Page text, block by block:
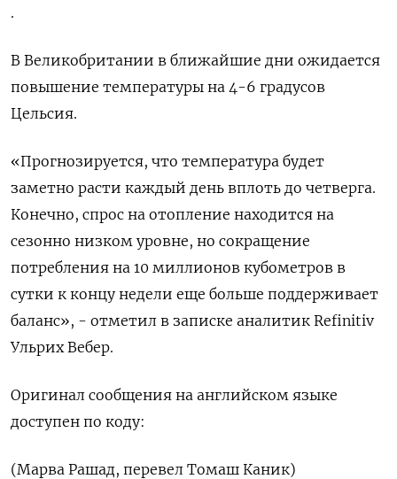
.
В Великобритании в ближайшие дни ожидается
повышение температуры на 4-6 градусов
Цельсия.
«Прогнозируется, что температура будет
заметно расти каждый день вплоть до четверга.
Конечно, спрос на отопление находится на
сезонно низком уровне, но сокращение
потребления на 10 миллионов кубометров в
сутки к концу недели еще больше поддерживает
баланс», - отметил в записке аналитик Refinitiv
Ульрих Вебер.
Оригинал сообщения на английском языке
доступен по коду:
(Марва Рашад, перевел Томаш Каник)